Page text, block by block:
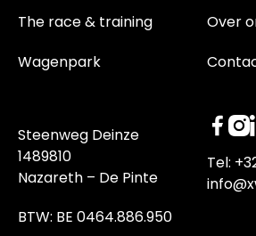
The race & training
Wagenpark
Over
Steenweg Deinze
1489810
Nazareth – De Pinte
BTW: BE 0464.886.950
Tel: